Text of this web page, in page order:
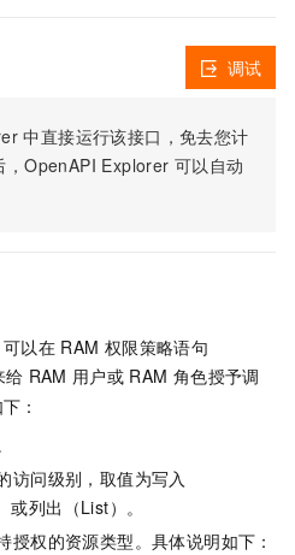
中直接运行该接口，免去您计
，OpenAPI Explorer 可以自动
调试
以在 RAM 权限策略语句
给 RAM 用户或 RAM 角色授予调
：
访问级别，取值为写入
或列出（List）。
授权的资源类型。具体说明如下：